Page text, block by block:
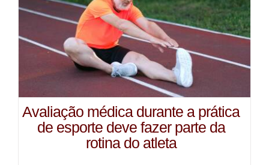
Avaliação médica durante a prática
de esporte deve fazer parte da
rotina do atleta